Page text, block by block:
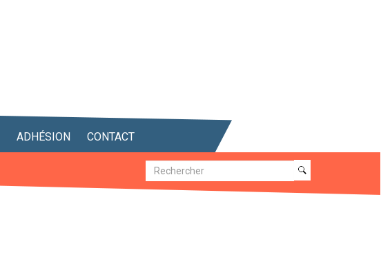
ADHÉSION CONTACT
Recherche
Recherche